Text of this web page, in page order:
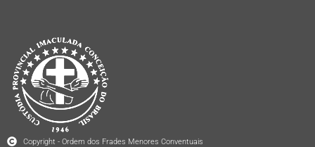
Copyright - Ordem dos Frades Menores Conventuais